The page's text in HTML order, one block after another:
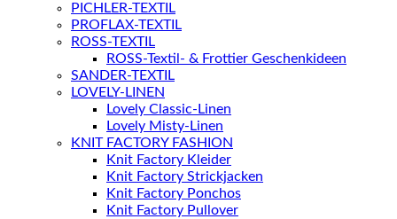
PICHLER-TEXTIL
PROFLAX-TEXTIL
ROSS-TEXTIL
ROSS-Textil- & Frottier Geschenkideen
SANDER-TEXTIL
LOVELY-LINEN
Lovely Classic-Linen
Lovely Misty-Linen
KNIT FACTORY FASHION
Knit Factory Kleider
Knit Factory Strickjacken
Knit Factory Ponchos
Knit Factory Pullover